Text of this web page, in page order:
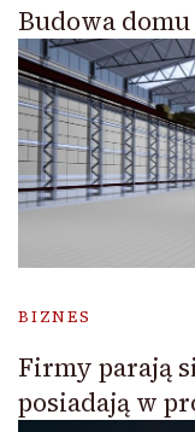
Budowa
BIZNES
Firmy parają
posiadają w